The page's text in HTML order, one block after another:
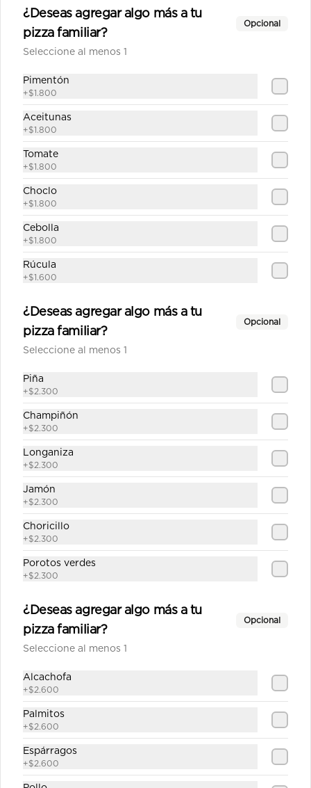
longaniza, carne de churrasco,
cebolla, pimentón, tomate, orégano.
Fiesta pepperoni mediana
Salsa de tomate casera, queso,
cebolla cocida, aceitunas, orégano.
$10.690
pepperoni, champiñón, posta molida,
$12.890
¿Deseas agregar algo más a tu
pizza familiar?
Opcional
Seleccione al menos 1
Pimentón
+$1.800
Aceitunas
+$1.800
Tomate
+$1.800
Choclo
+$1.800
Cebolla
+$1.800
Rúcula
+$1.600
¿Deseas agregar algo más a tu
pizza familiar?
Opcional
Seleccione al menos 1
Piña
+$2.300
Champiñón
+$2.300
Longaniza
+$2.300
Jamón
+$2.300
Choricillo
+$2.300
Porotos verdes
+$2.300
¿Deseas agregar algo más a tu
pizza familiar?
Opcional
Seleccione al menos 1
Alcachofa
+$2.600
Palmitos
+$2.600
Espárragos
+$2.600